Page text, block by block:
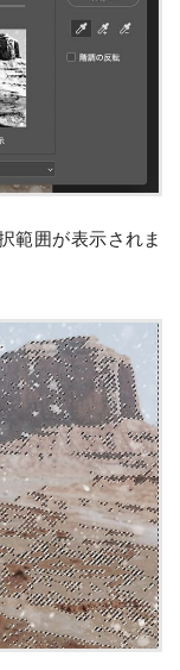
範囲が表示されま